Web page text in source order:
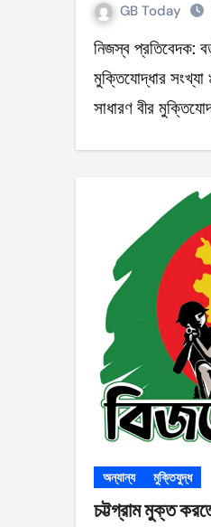
GB Today
নিজস্ব প্রতিবেদক: বর্তমানে দেশে মোট জীবিত বীর
মুক্তিযোদ্ধার
সাধারণ বীর
অন্যান্য মুক্তিযুদ্ধ
চট্টগ্রাম মুক্ত